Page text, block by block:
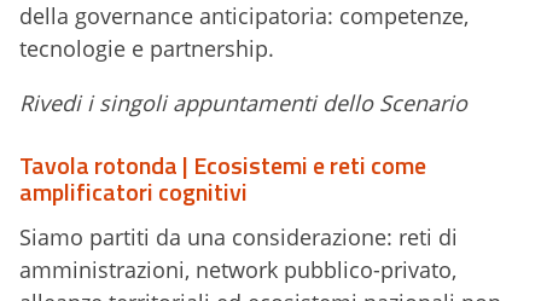
della governance anticipatoria: competenze,
tecnologie e partnership.
Rivedi i singoli appuntamenti dello Scenario
Tavola rotonda | Ecosistemi e reti come
amplificatori cognitivi
Siamo partiti da una considerazione: reti di
amministrazioni, network pubblico-privato,